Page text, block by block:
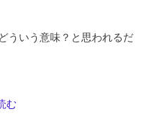
ういう意味？と思われるだ
む